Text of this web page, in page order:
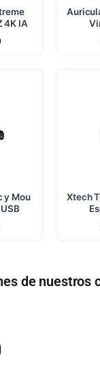
4K IA
y Mou
Xtech
de nuestros